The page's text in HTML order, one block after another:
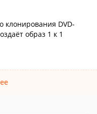
клонирования DVD-
образ 1 к 1